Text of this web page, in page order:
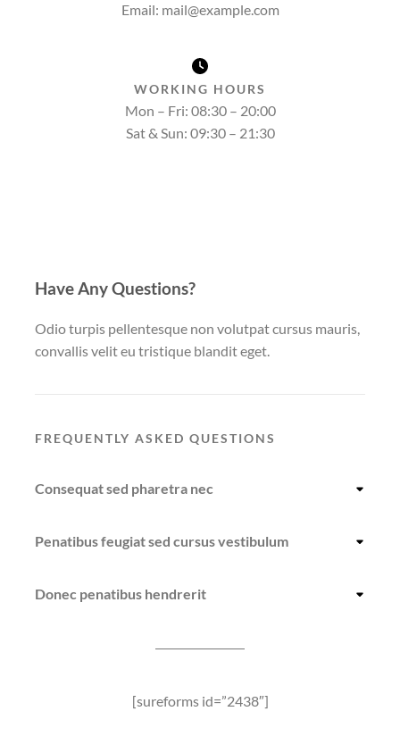
Email: mail@example.com
WORKING HOURS
Mon – Fri: 08:30 – 20:00
Sat & Sun: 09:30 – 21:30
Have Any Questions?
Odio turpis pellentesque non volutpat cursus mauris,
convallis velit eu tristique blandit eget.
FREQUENTLY ASKED QUESTIONS
Consequat sed pharetra nec
Penatibus feugiat sed cursus vestibulum
Donec penatibus hendrerit
[sureforms id=”2438″]